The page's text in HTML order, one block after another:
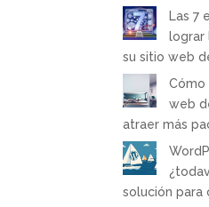
Las 7
lograr
su sitio web
Cómo
web
atraer más
solución para